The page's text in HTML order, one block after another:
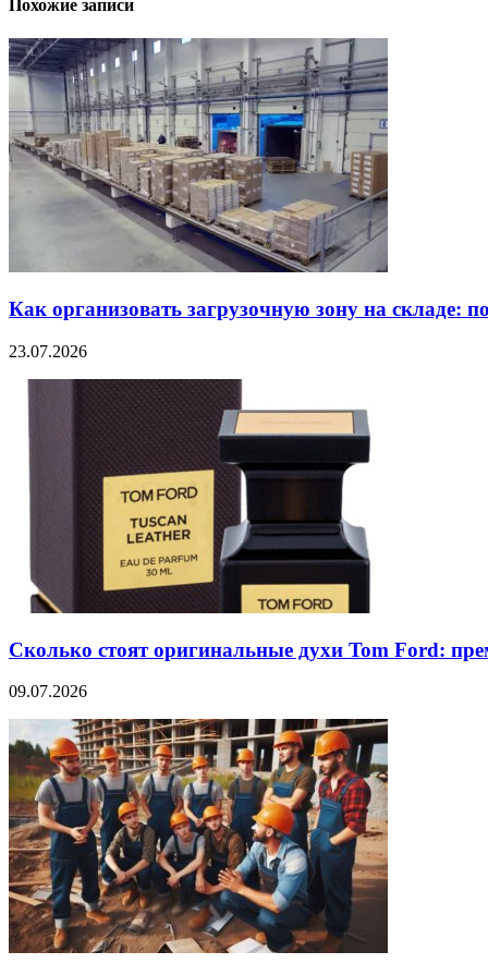
Похожие записи
Как организовать загрузочную зону на складе:
23.07.2026
Сколько стоят оригинальные духи Tom Ford:
09.07.2026